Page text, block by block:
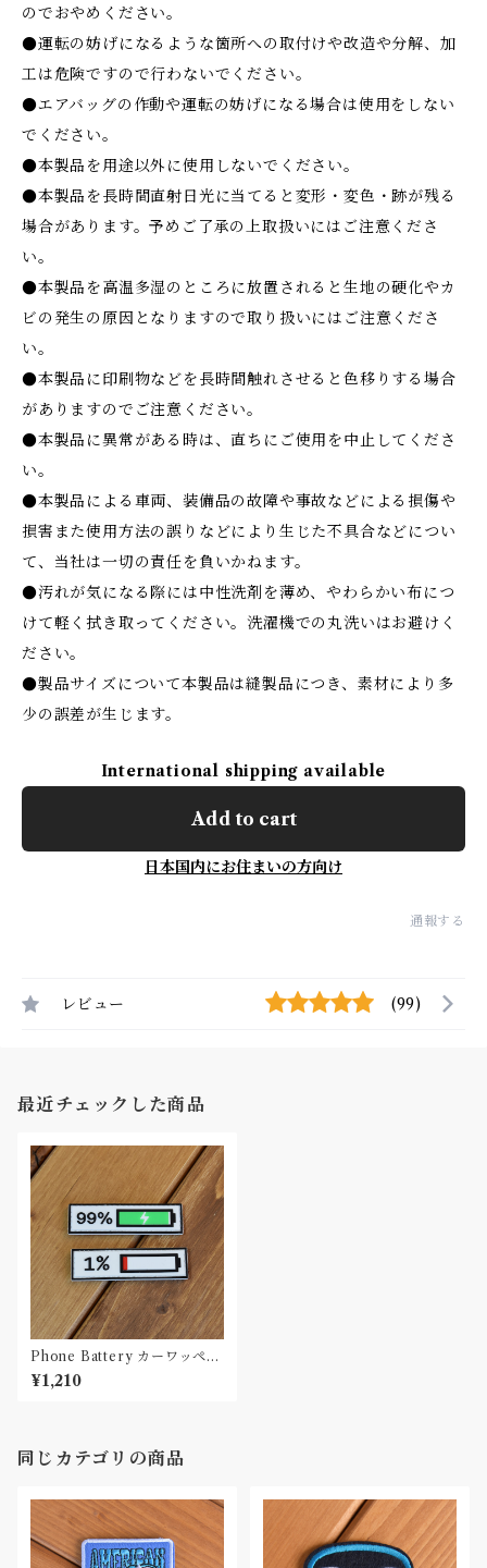
のでおやめください。
●運転の妨げになるような箇所への取付けや改造や分解、加
工は危険ですので行わないでください。
●エアバッグの作動や運転の妨げになる場合は使用をしない
でください。
●本製品を用途以外に使用しないでください。
●本製品を長時間直射日光に当てると変形・変色・跡が残る
場合があります。予めご了承の上取扱いにはご注意くださ
い。
●本製品を高温多湿のところに放置されると生地の硬化やカ
ビの発生の原因となりますので取り扱いにはご注意くださ
い。
●本製品に印刷物などを長時間触れさせると色移りする場合
がありますのでご注意ください。
●本製品に異常がある時は、直ちにご使用を中止してくださ
い。
●本製品による車両、装備品の故障や事故などによる損傷や
損害また使用方法の誤りなどにより生じた不具合などについ
て、当社は一切の責任を負いかねます。
●汚れが気になる際には中性洗剤を薄め、やわらかい布につ
けて軽く拭き取ってください。洗濯機での丸洗いはお避けく
ださい。
●製品サイズについて本製品は縫製品につき、素材により多
少の誤差が生じます。
International shipping available
Add to cart
日本国内にお住まいの方向け
通報する
レビュー (99)
最近チェックした商品
Phone Battery カーワッペン
Car Patch PVC
¥1,210
同じカテゴリの商品